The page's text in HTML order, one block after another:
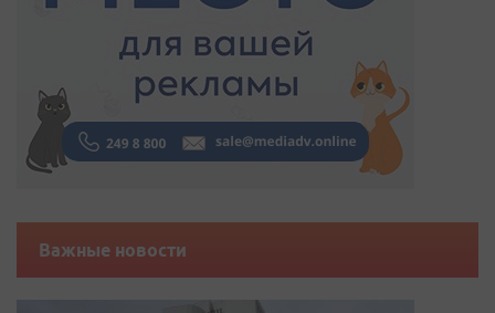
Важные новости